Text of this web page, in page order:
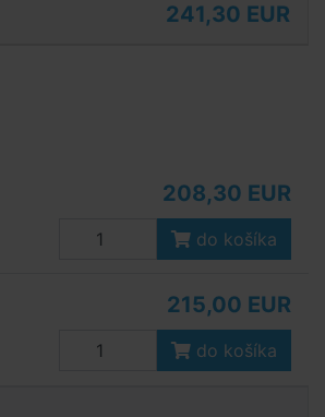
241,30 EUR
208,30 EUR
do košíka
215,00 EUR
do košíka